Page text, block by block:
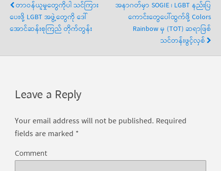
တာဝန်ယူမှုတွေကိုပါ သင်ကြား
ပေးဖို့ LGBT အဖွဲ့တွေကို ဒေါ်
အောင်ဆန်းစုကြည် တိုက်တွန်း
အနာဂတ်မှာ SOGIE ၊ LGBT နည်းပြ
ကောင်းတွေပေါ်ထွက်ဖို့ Colors
Rainbow မှ (TOT) ဆရာဖြစ်
သင်တန်းဖွင့်လှစ်
Leave a Reply
Your email address will not be published. Required
fields are marked *
Comment